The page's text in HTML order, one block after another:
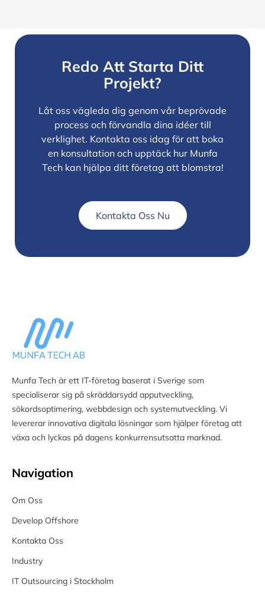
Redo Att Starta Ditt
Projekt?
Låt oss vägleda dig genom vår beprövade
process och förvandla dina idéer till
verklighet. Kontakta oss idag för att boka
en konsultation och upptäck hur Munfa
Tech kan hjälpa ditt företag att blomstra!
Kontakta Oss Nu
Munfa Tech är ett IT-företag baserat i Sverige som
specialiserar sig på skräddarsydd apputveckling,
sökordsoptimering, webbdesign och systemutveckling. Vi
levererar innovativa digitala lösningar som hjälper företag att
växa och lyckas på dagens konkurrensutsatta marknad.
Navigation
Om Oss
Develop Offshore
Kontakta Oss
Industry
IT Outsourcing i Stockholm